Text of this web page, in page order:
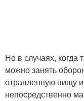
Но в случаях, когда
можно занять
отравленную пищу
непосредственно